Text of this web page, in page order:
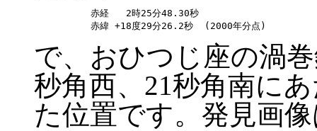
赤経   2時25分48.30秒
で、おひつじ座の渦
秒角西、21秒角南に
た位置です。発見画